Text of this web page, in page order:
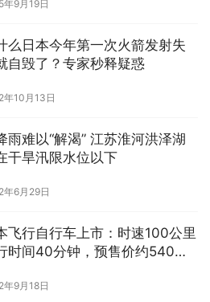
言
年9月19日
么日本今年第一次火箭发射失
自毁了？专家秒释疑惑
年10月13日
雨难以“解渴” 江苏淮河洪泽湖
干旱汛限水位以下
年6月29日
飞行自行车上市：时速100公里
时间40分钟，预售价约540万
年9月18日